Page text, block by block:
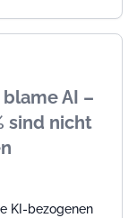
blame AI –
sind nicht
KI-bezogenen